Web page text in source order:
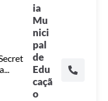
ia
Mu
nici
pal
de
Edu
caçã
o